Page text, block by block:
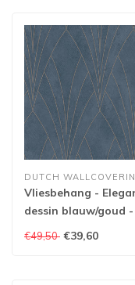
DUTCH
Vliesbehang -
dessin blauw/goud -
L856-01
€49,50 €39,60